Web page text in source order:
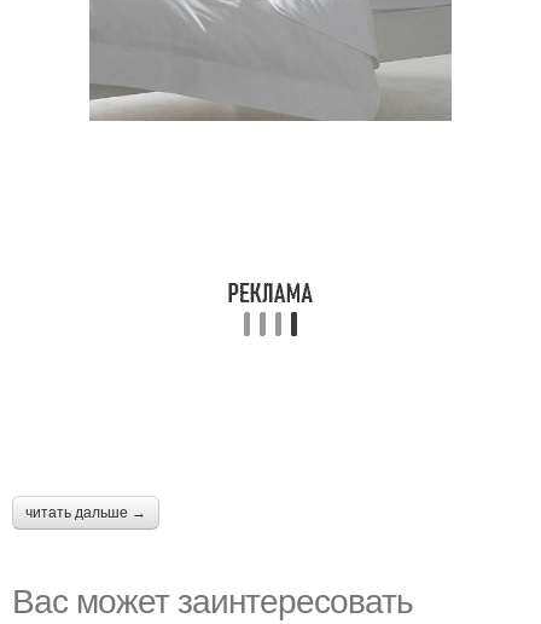
читать дальше →
Вас может заинтересовать